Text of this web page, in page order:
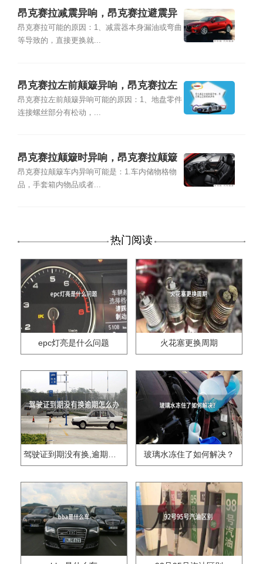
昂克赛拉减震异响，昂克赛拉避震异
响
昂克赛拉可能的原因：1、减震器本身漏油或弯曲
等导致的，直接更换就...
昂克赛拉左前颠簸异响，昂克赛拉左
侧玻璃异响
昂克赛拉左前颠簸异响可能的原因：1、地盘零件
连接螺丝部分有松动，...
昂克赛拉颠簸时异响，昂克赛拉颠簸
车内异响
昂克赛拉颠簸车内异响可能是：1.车内储物格物
品，手套箱内物品或者...
热门阅读
epc灯亮是什么问题 火花塞更换周期
驾驶证到期没有换,逾期怎么办?? 玻璃水冻住了如何解决？